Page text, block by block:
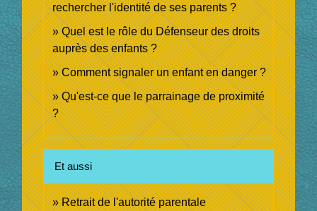
rechercher l'identité de ses parents ?
Quel est le rôle du Défenseur des droits
auprès des enfants ?
Comment signaler un enfant en danger ?
Qu'est-ce que le parrainage de proximité
?
Et aussi
Retrait de l'autorité parentale